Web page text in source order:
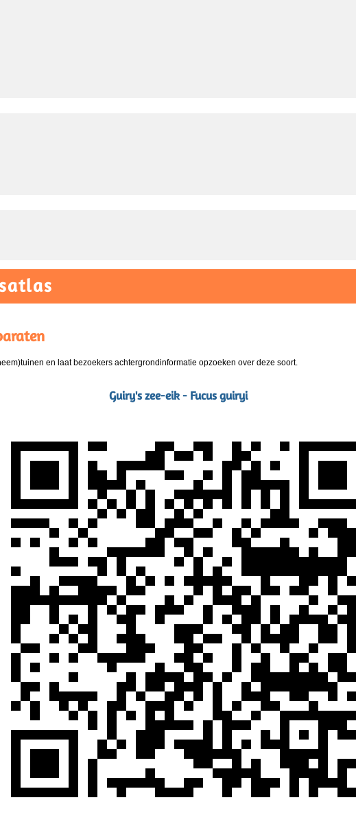
en laat bezoekers achtergrondinformatie opzoeken over deze soort.
Guiry's zee-eik - Fucus guiryi